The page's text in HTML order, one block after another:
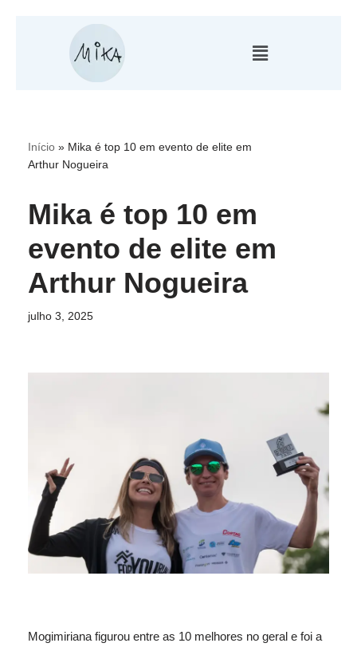
Início » Mika é top 10 em evento de elite em
Arthur Nogueira
Mika é top 10 em
evento de elite em
Arthur Nogueira
julho 3, 2025
Mogimiriana figurou entre as 10 melhores no geral e foi a